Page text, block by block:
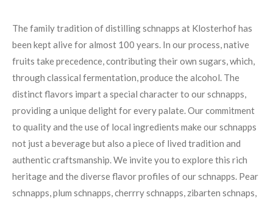
The family tradition of distilling schnapps at Klosterhof has
been keptalive for almost 100 years. In our process, native
fruits take precedence,contributing their own sugars, which,
through classical fermentation,produce the alcohol. The
distinct flavors impart a special character to our schnapps,
providinga unique delight for every palate. Our commitment
to quality and theuse of local ingredients make our schnapps
not just a beverage but also a piece of lived tradition and
authentic craftsmanship. We invite you to explore this rich
heritage and the diverse flavor profiles of our schnapps. Pear
schnapps, plum schnapps, cherrry schnapps, zibarten schnaps,